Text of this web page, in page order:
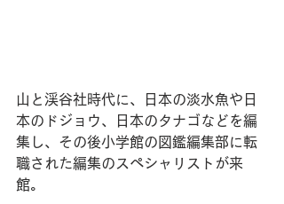
山と渓谷社時代に、日本の淡水魚や日
本のドジョウ、日本のタナゴなどを編
集し、その後小学館の図鑑編集部に転
職された編集のスペシャリストが来
館。